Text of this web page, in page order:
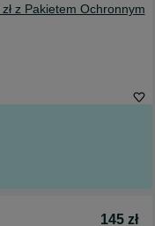
z Pakietem Ochronnym
145 zł